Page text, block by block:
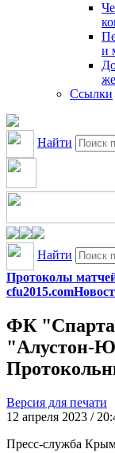
и
Ссылки
Найти
Найти
Протоколы
cfu2015.com
ФК
"Алустон-
Версия для печати
12 апреля 2023 /
Пресс-служба